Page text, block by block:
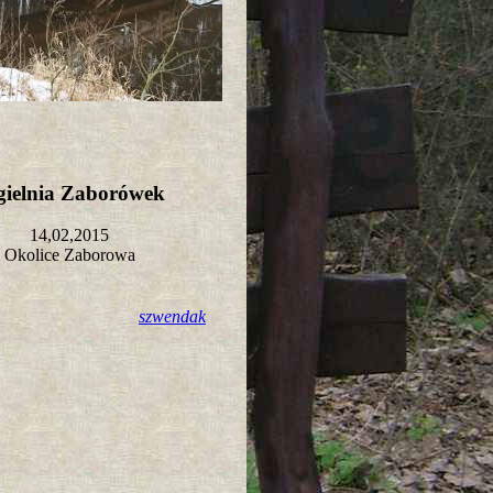
Zaborówek
14,02,2015
Okolice Zaborowa
szwendak